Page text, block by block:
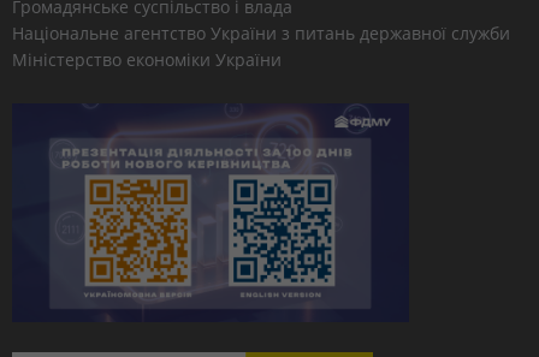
Громадянське суспільство і влада
Національне агентство України з питань державної служби
Міністерство економіки України